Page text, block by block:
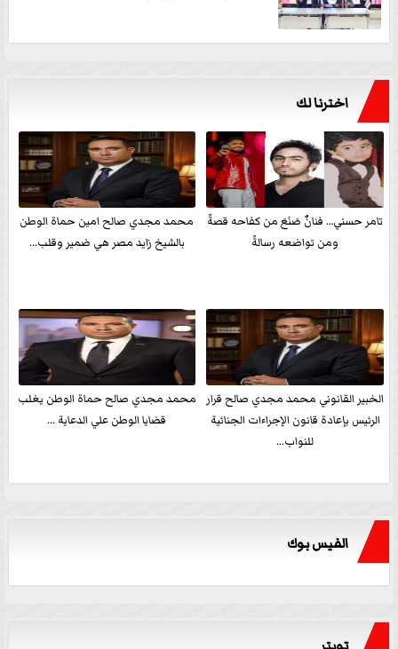
اخترنا لك
تامر حسني… فنانٌ صَنَعَ من كفاحه قصةً
ومن تواضعه رسالةً
محمد مجدي صالح امين حماة الوطن
بالشيخ زايد مصر هي ضمير وقلب...
الخبير القانوني محمد مجدي صالح قرار
الرئيس بإعادة قانون الإجراءات الجنائية
للنواب...
محمد مجدي صالح حماة الوطن يغلب
قضايا الوطن علي الدعاية ...
الفيس بوك